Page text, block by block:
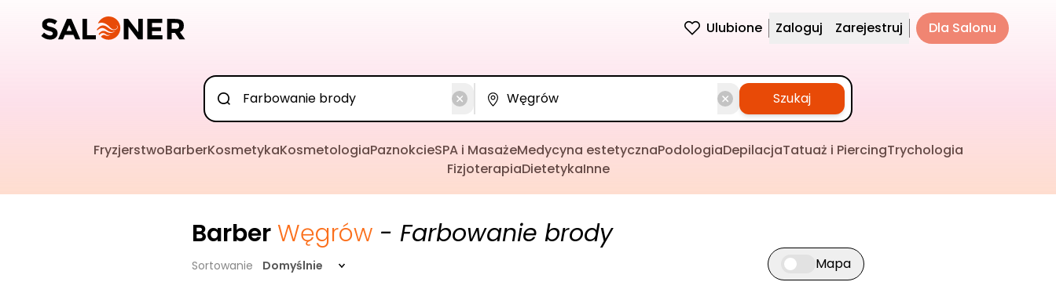
Ulubione Zaloguj Zarejestruj Dla Salonu
Szukaj
FryzjerstwoBarberKosmetykaKosmetologiaPaznokcieSPA i MasażeMedycyna estetycznaPodologiaDepilacjaTatuaż i PiercingTrychologia
FizjoterapiaDietetykaInne
Barber Węgrów - Farbowanie brody
Sortowanie Domyślnie Przełącz widok mapy
Mapa